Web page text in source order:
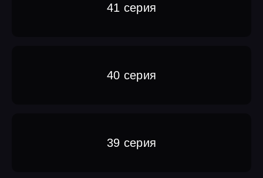
41 серия
40 серия
39 серия